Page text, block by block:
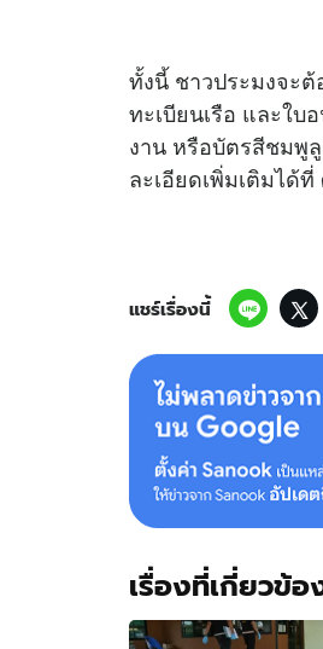
ทั้งนี้ ชาวประมงจะ
ทะเบียนเรือ และใ
งาน หรือบัตรสีชมพูลู
ละเอียดเพิ่มเติมได้
แชร์เรื่องนี้
เรื่องที่เกี่ยวข้อ